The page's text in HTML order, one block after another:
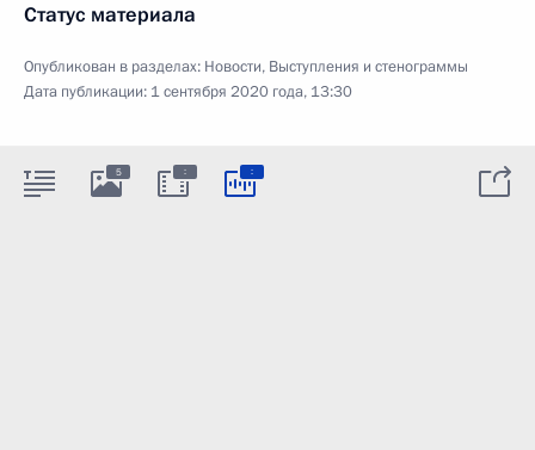
Статус материала
Опубликован в разделах: Новости, Выступления и стенограммы
Дата публикации: 1 сентября 2020 года, 13:30
5 : :